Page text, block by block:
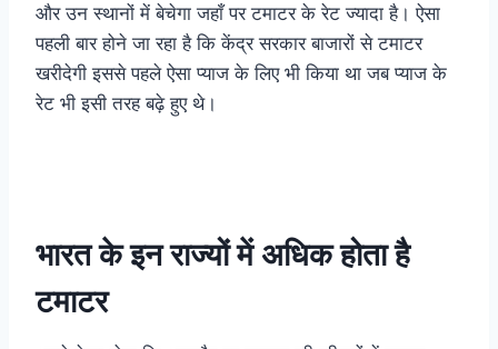
और उन स्थानों में बेचेगा जहाँ पर टमाटर के रेट ज्यादा है। ऐसा
पहली बार होने जा रहा है कि केंद्र सरकार बाजारों से टमाटर
खरीदेगी इससे पहले ऐसा प्याज के लिए भी किया था जब प्याज के
रेट भी इसी तरह बढ़े हुए थे।
भारत के इन राज्यों में अधिक होता है
टमाटर